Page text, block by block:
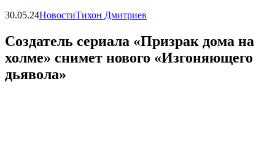
30.05.24НовостиТихон Дмитриев
Создатель сериала «Призрак дома на
холме» снимет нового «Изгоняющего
дьявола»